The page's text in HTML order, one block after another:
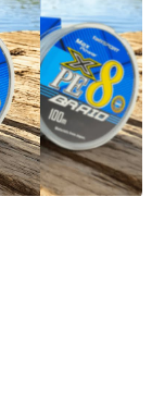
ini:
Fishing Line